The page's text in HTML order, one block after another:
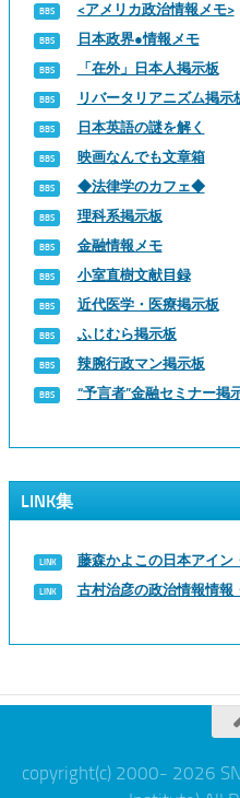
<アメリカ政治情報メモ>
日本政界●情報メモ
「在外」日本人掲示板
リバータリアニズム掲示
日本英語の謎を解く
映画なんでも文章箱
◆法律学のカフェ◆
理科系掲示板
金融情報メモ
小室直樹文献目録
近代医学・医療掲示板
ふじむら掲示板
辣腕行政マン掲示板
“予言者”金融セミナー掲
LINK集
藤森かよこの日本アイン
古村治彦の政治情報情報
copyright(c) 2000- 2026